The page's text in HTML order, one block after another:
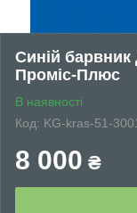
Синій барвник
Проміс-Плюс
В наявності
Код: KG-kras-51-
8 000 ₴